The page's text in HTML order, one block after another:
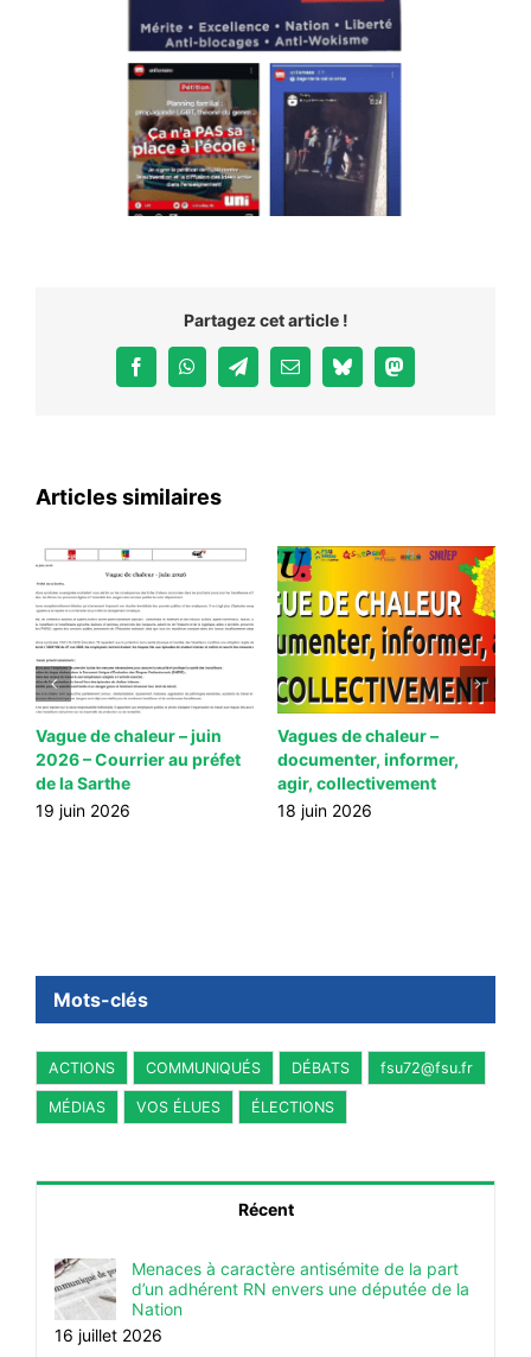
Partagez cet article !
FacebookWhatsAppTelegramEmail BlueskyMastodon
Articles similaires
F3SCT du 16 06 2026 –
Compte-rendu
18 juin 2026
Menaces à caractère
antisémite de la part
adhérent RN envers
députée de la Nation
Mots-clés
ACTIONS COMMUNIQUÉS DÉBATS fsu72@fsu.fr
MÉDIAS VOS ÉLUES ÉLECTIONS
Menaces à caractère antisémite de la part
d’un adhérent RN envers une députée de la
Nation